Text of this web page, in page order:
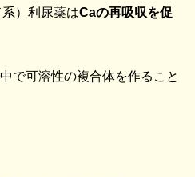
）利尿薬はCaの再吸収を促
で可溶性の複合体を作ること